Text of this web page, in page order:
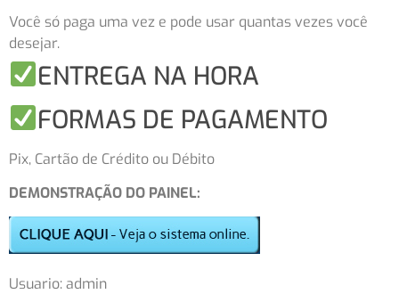
Você só paga uma vez e pode usar quantas vezes você
desejar.
ENTREGA NA HORA
FORMAS DE PAGAMENTO
Pix, Cartão de Crédito ou Débito
DEMONSTRAÇÃO DO PAINEL:
Usuario: admin